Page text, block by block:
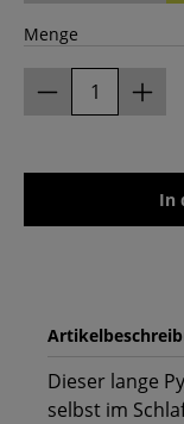
Menge
In
Dieser lange
selbst im